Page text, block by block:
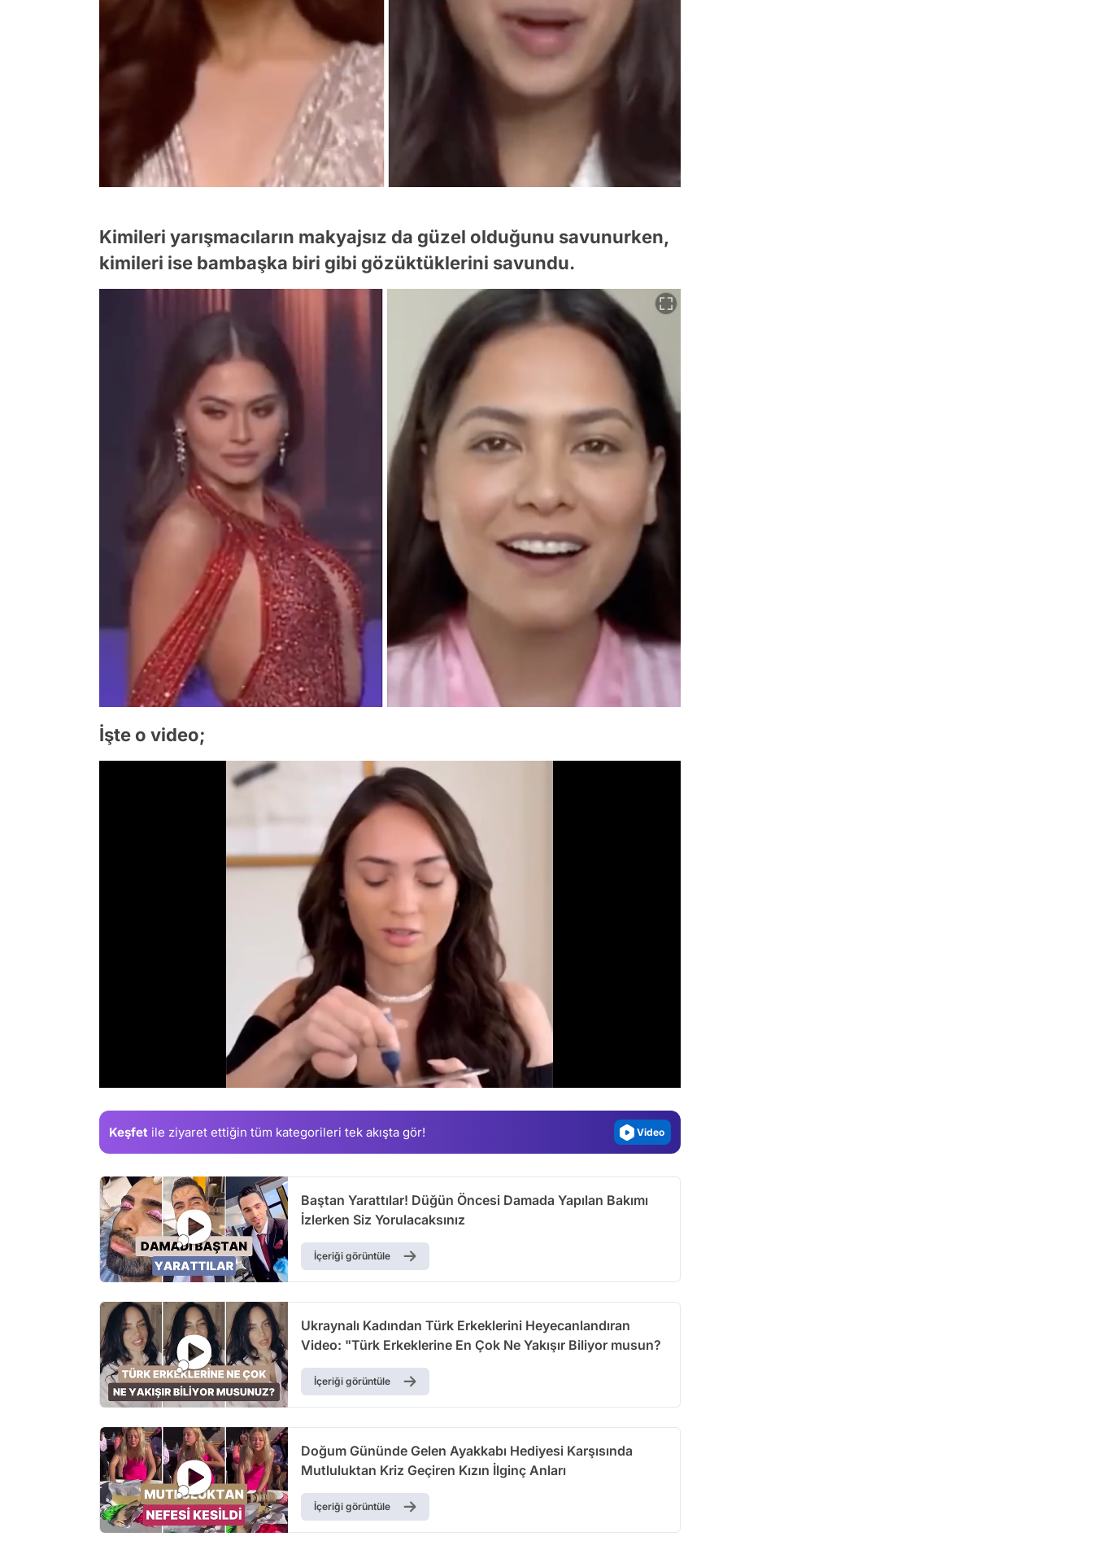
Kimileri yarışmacıların makyajsız da güzel olduğunu savunurken,
kimileri ise bambaşka biri gibi gözüktüklerini savundu.
İşte o video;
Keşfet ile ziyaret ettiğin tüm kategorileri tek akışta gör!
Video
Test
Baştan Yarattılar! Düğün Öncesi Damada Yapılan Bakımı
İzlerken Siz Yorulacaksınız
İçeriği görüntüle
Ukraynalı Kadından Türk Erkeklerini Heyecanlandıran
Video: "Türk Erkeklerine En Çok Ne Yakışır Biliyor musun?
İçeriği görüntüle
Doğum Gününde Gelen Ayakkabı Hediyesi Karşısında
Mutluluktan Kriz Geçiren Kızın İlginç Anları
İçeriği görüntüle